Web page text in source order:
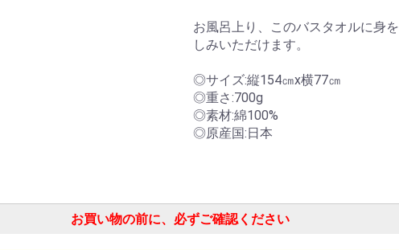
お買い物を続ける カートへ進む
お風呂上り、このバスタオルに身
しみいただけます。
◎サイズ:縦154㎝x横77㎝
◎重さ:700g
◎素材:綿100%
◎原産国:日本
お買い物の前に、必ずご確認ください